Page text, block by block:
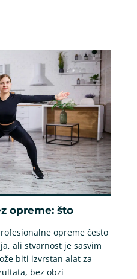
opreme: što
opreme često
ali stvarnost je sasvim
biti izvrstan alat za
bez obzi